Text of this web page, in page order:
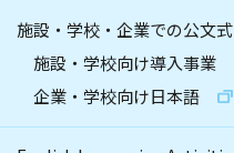
施設・学校・企業での公文式
施設・学校向け導入事業
企業・学校向け日本語